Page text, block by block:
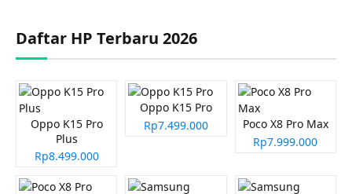
Daftar HP Terbaru 2026
Oppo K15 Pro
Plus
Rp8.499.000
Oppo K15 Pro
Rp7.499.000
Poco X8 Pro Max
Rp7.999.000